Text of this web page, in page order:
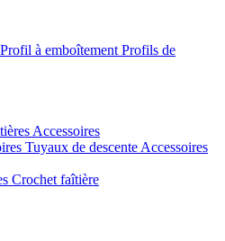
Profil à emboîtement Profils de
Accessoires
Tuyaux de descente Accessoires
Crochet faîtière